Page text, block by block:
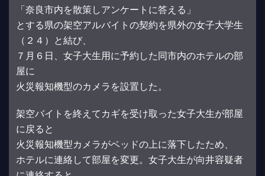
「奈良市内を散策しアンケートに答える」
とする県の架空アルバイトの契約を県外の女子大学生
（２４）と結び、
７月６日、女子大生用に予約した同市内のホテルの部
屋に
火災報知機型のカメラを設置した。
架空バイトを終えてカギを受け取った女子大生が部屋
に戻ると
火災報知機型カメラがベッドの上に落下したため、
ホテルに連絡して部屋を変更。女子大生が向井容疑者